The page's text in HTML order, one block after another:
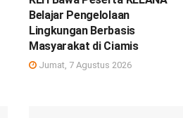
Belajar Pengelolaan
Lingkungan Berbasis
Masyarakat di Ciamis
Jumat, 7 Agustus 2026